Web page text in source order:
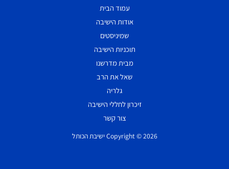
עמוד הבית
אודות הישיבה
שמיניסטים
תוכניות הישיבה
מבית מדרשנו
שאל את הרב
גלריה
זיכרון לחללי הישיבה
צור קשר
Copyright © 2026 ישיבת הכותל